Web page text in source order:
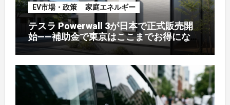
EV市場・政策 家庭エネルギー
テスラ Powerwall 3が日本で正式販売開
始——補助金で東京はここまでお得になる
【2026年8月最新】